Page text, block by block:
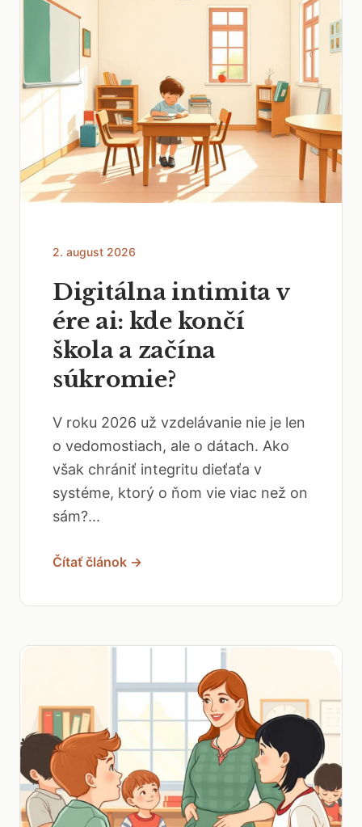
2. august 2026
Digitálna intimita v
ére ai: kde končí
škola a začína
súkromie?
V roku 2026 už vzdelávanie nie je len
o vedomostiach, ale o dátach. Ako
však chrániť integritu dieťaťa v
systéme, ktorý o ňom vie viac než on
sám?...
Čítať článok →